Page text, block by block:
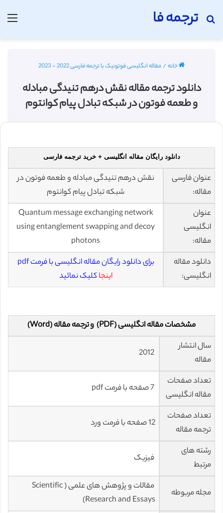
ترجمه فا
جستجو برای
خانه/مقاله انگلیسی فوتونیک با ترجمه فارسی 2022 - 2023
دانلود ترجمه مقاله نقش درهم تنیدگی مبادله
و طعمه فوتون در شبکه تبادل پیام کوانتوم
دانلود رایگان مقاله انگلیسی + خرید ترجمه فارسی
عنوان فارسی
مقاله:
نقش درهم تنیدگی مبادله و طعمه فوتون در
شبکه تبادل پیام کوانتوم
عنوان
انگلیسی
مقاله:
Quantum message exchanging network
using entanglement swapping and decoy
photons
دانلود مقاله
انگلیسی:
برای دانلود رایگان مقاله انگلیسی با فرمت pdf
اینجاکلیک نمائید
مشخصات مقاله انگلیسی (PDF) و ترجمه مقاله (Word)
سال انتشار
مقاله
تعداد صفحات
مقاله انگلیسی
تعداد صفحات
ترجمه مقاله
12 صفحه با فرمت ورد
رشته های
مرتبط
فیزیک
مجله مربوطه
مقالات و پژوهش های علمی ( Scientific
Research and Essays)